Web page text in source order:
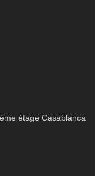
étage Casablanca